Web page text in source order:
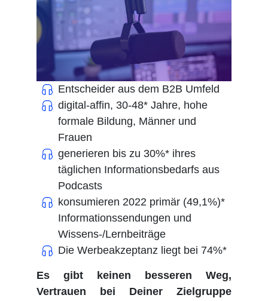
Entscheider aus dem B2B Umfeld
digital-affin, 30-48* Jahre, hohe
formale Bildung, Männer und
Frauen
generieren bis zu 30%* ihres
täglichen Informationsbedarfs aus
Podcasts
konsumieren 2022 primär (49,1%)*
Informationssendungen und
Wissens-/Lernbeiträge
Die Werbeakzeptanz liegt bei 74%*
Es gibt keinen besseren Weg,
Vertrauen bei Deiner Zielgruppe